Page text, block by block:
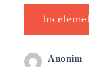
Anonim